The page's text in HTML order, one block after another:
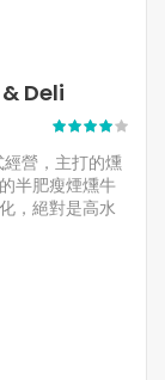
Deli
經營，主打的燻
半肥瘦煙燻牛
，絕對是高水